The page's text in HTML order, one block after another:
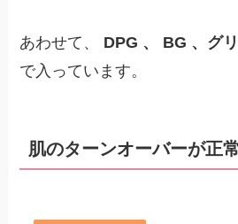
あわせて、 DPG 、 BG 、グ
で入っています。
肌のターンオーバーが正